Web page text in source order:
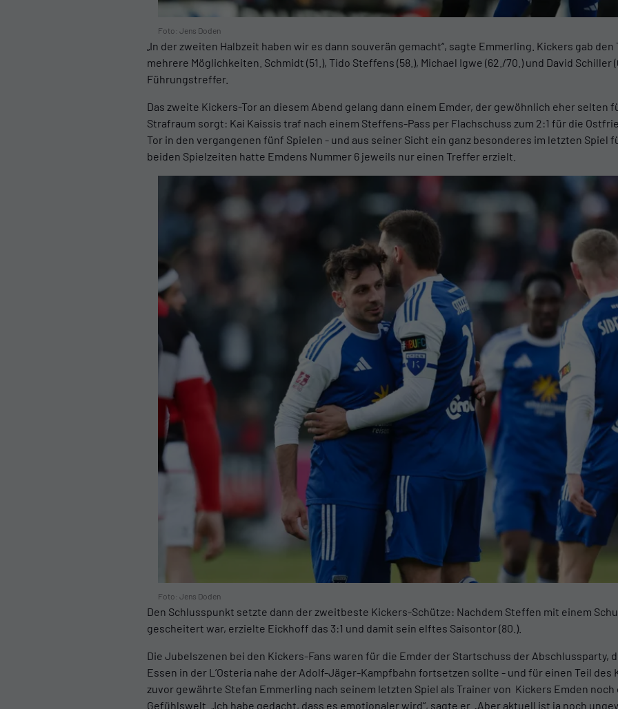
Foto: Jens Doden
„In der zweiten Halbzeit haben wir es dann souverän gemacht“, sagte Emmerling. Kickers gab
mehrere Möglichkeiten. Schmidt (51.), Tido Steffens (58.), Michael Igwe (62./70.) und David Schiller
Führungstreffer.
Das zweite Kickers-Tor an diesem Abend gelang dann einem Emder, der gewöhnlich eher selten
Strafraum sorgt: Kai Kaissis traf nach einem Steffens-Pass per Flachschuss zum 2:1 für die
Tor in den vergangenen fünf Spielen - und aus seiner Sicht ein ganz besonderes im letzten Spiel
beiden Spielzeiten hatte Emdens Nummer 6 jeweils nur einen Treffer erzielt.
Foto: Jens Doden
Den Schlusspunkt setzte dann der zweitbeste Kickers-Schütze: Nachdem Steffen mit einem
gescheitert war, erzielte Eickhoff das 3:1 und damit sein elftes Saisontor (80.).
Die Jubelszenen bei den Kickers-Fans waren für die Emder der Startschuss der Abschlussparty,
Essen in der L’Osteria nahe der Adolf-Jäger-Kampfbahn fortsetzen sollte - und für einen Teil des
zuvor gewährte Stefan Emmerling nach seinem letzten Spiel als Trainer von Kickers Emden
Gefühlswelt. „Ich habe gedacht, dass es emotionaler wird“, sagte er. „Aber aktuell ist ja noch